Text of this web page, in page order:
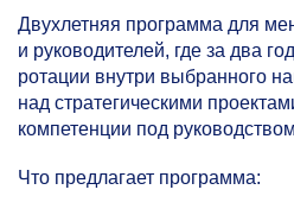
Двухлетняя программа для
и руководителей, где за два
ротации внутри выбранного
над стратегическими
компетенции под
Что предлагает программа: